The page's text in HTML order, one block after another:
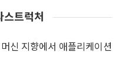
트럭처
신 지향에서 애플리케이션